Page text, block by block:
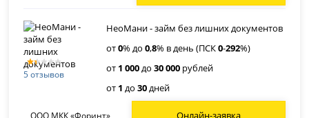
5 отзывов
НеоМани - займ без лишних документов
от0% до0,8% в день (ПСК0-292%)
от 1 000до30 000 рублей
от 1 до30дней
Онлайн-заявка